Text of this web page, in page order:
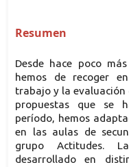
Resumen
Desde hace poco
hemos de recoger
trabajo y la evaluación
propuestas que se
período, hemos
en las aulas de
grupo Actitudes.
desarrollado en